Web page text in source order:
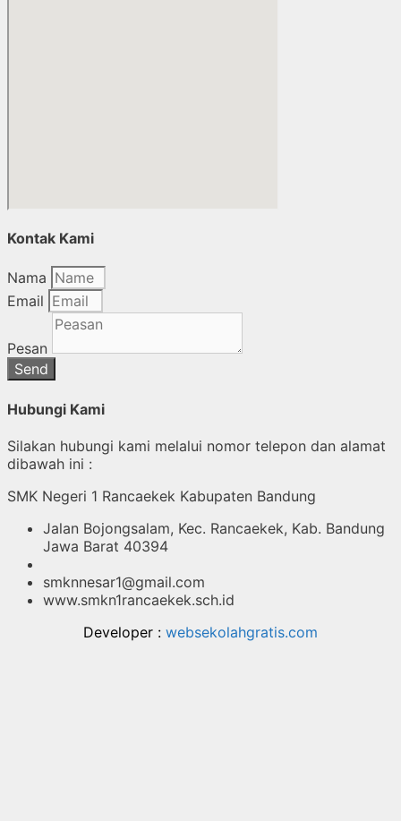
Kontak Kami
Nama
Email
Pesan
Send
Hubungi Kami
Silakan hubungi kami melalui nomor telepon dan alamat
dibawah ini :
SMK Negeri 1 Rancaekek Kabupaten Bandung
Jalan Bojongsalam, Kec. Rancaekek, Kab. Bandung
Jawa Barat 40394
smknnesar1@gmail.com
www.smkn1rancaekek.sch.id
Developer : websekolahgratis.com